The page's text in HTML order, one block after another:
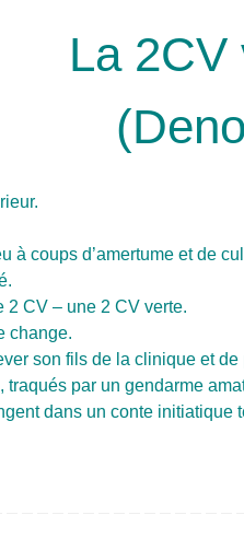
La 2CV
à coups d’amertume et de
2 CV – une 2 CV verte.
change.
son fils de la clinique et
par un gendarme
dans un conte initiatique